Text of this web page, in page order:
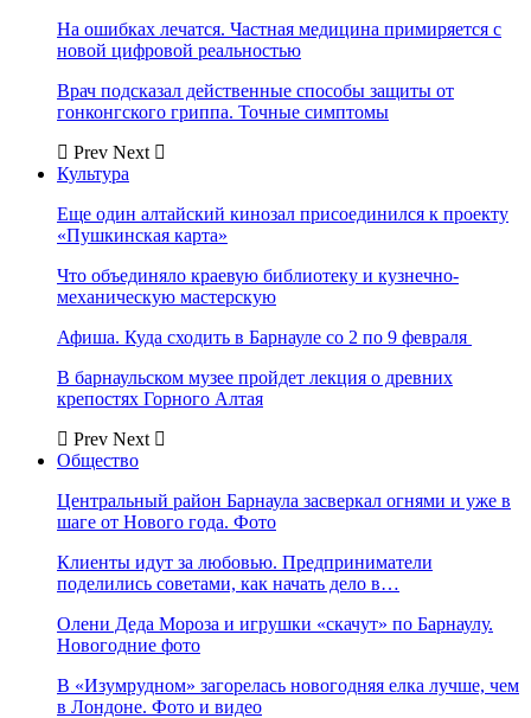
На ошибках лечатся. Частная медицина примиряется с
новой цифровой реальностью
Врач подсказал действенные способы защиты от
гонконгского гриппа. Точные симптомы
Prev Next
Культура
Еще один алтайский кинозал присоединился к проекту
«Пушкинская карта»
Что объединяло краевую библиотеку и кузнечно-
механическую мастерскую
Афиша. Куда сходить в Барнауле со 2 по 9 февраля
В барнаульском музее пройдет лекция о древних
крепостях Горного Алтая
Prev Next
Общество
Центральный район Барнаула засверкал огнями и уже в
шаге от Нового года. Фото
Клиенты идут за любовью. Предприниматели
поделились советами, как начать дело в…
Олени Деда Мороза и игрушки «скачут» по Барнаулу.
Новогодние фото
В «Изумрудном» загорелась новогодняя елка лучше, чем
в Лондоне. Фото и видео